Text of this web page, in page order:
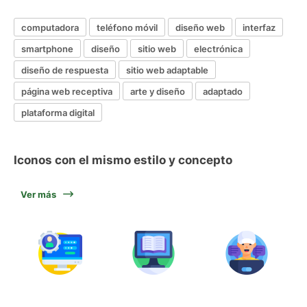
computadora teléfono móvil diseño web
interfaz
smartphone
diseño sitio web
electrónica
diseño de respuesta
sitio web adaptable
página web receptiva
arte y diseño
adaptado
plataforma digital
Iconos con el mismo estilo y concepto
Ver más